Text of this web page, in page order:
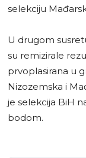
selekciju
U drugom
su remizirale
prvoplasirana u
Nizozemska i
je selekcija BiH
bodom.